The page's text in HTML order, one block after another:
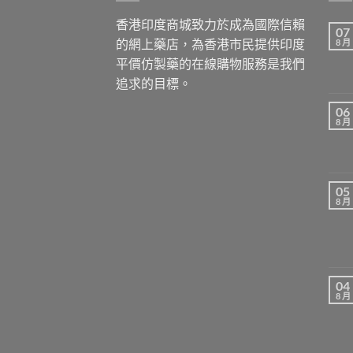
香港印度商城致力於成為國際信賴
的網上藥店，為香港市民提供印度
平價仿製藥的在線購物服務是我們
追求的目標。
07
8 月
06
8 月
05
8 月
04
8 月